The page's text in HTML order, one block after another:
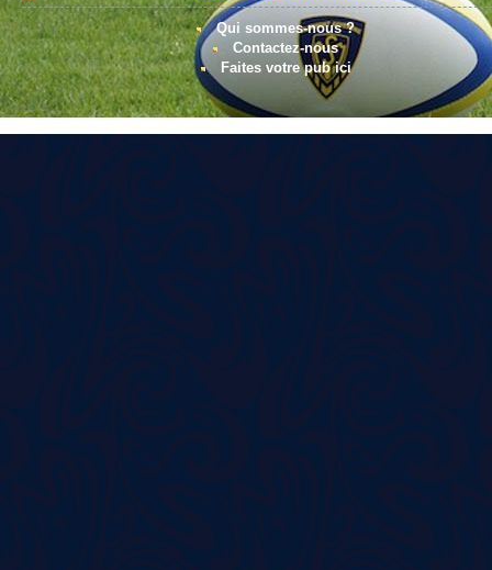
Qui sommes-nous ?
Contactez-nous
Faites votre pub ici